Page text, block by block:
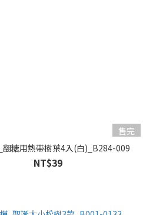
售完
翻糖用熱帶樹葉4入(白)_B284-009
NT$39